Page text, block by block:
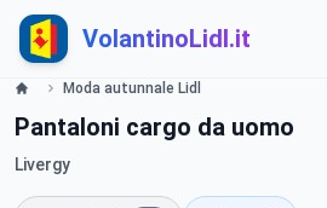
VolantinoLidl.it
Moda autunnale Lidl
Pantaloni cargo da uomo
Livergy